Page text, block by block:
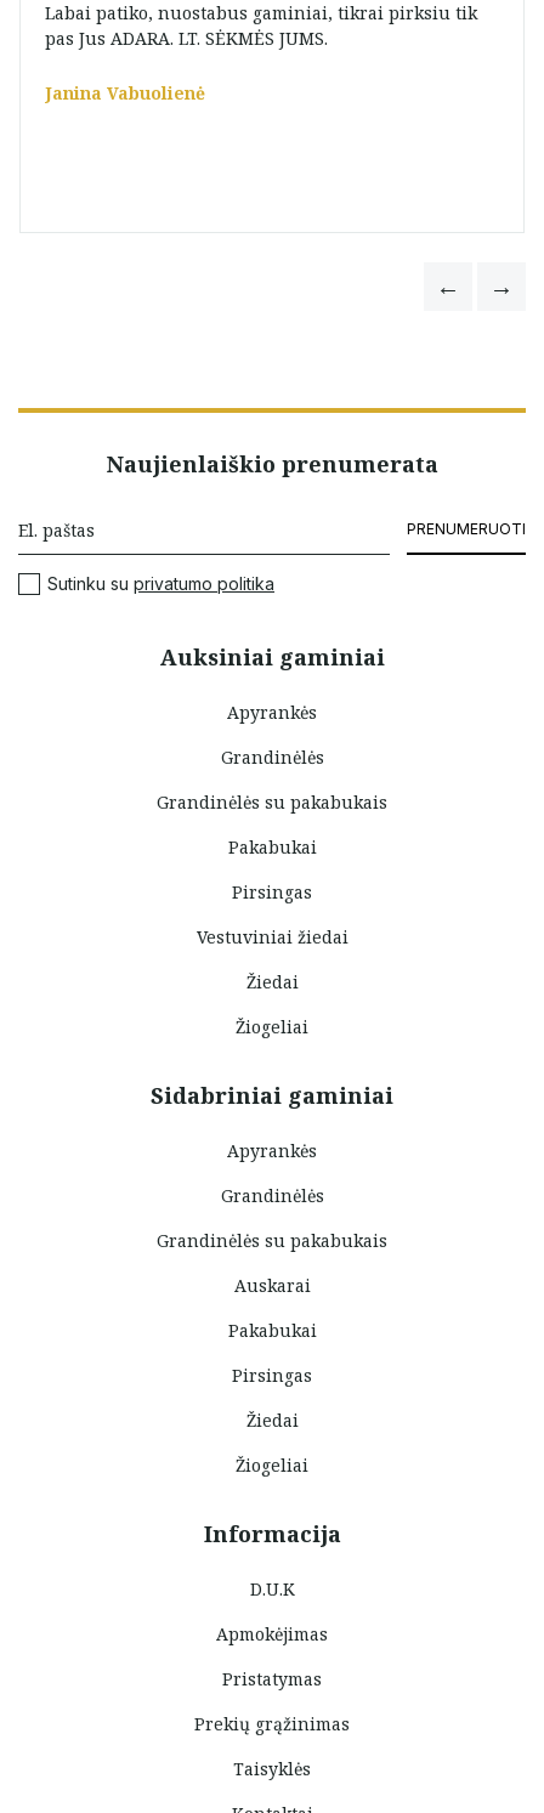
Labai patiko, nuostabus gaminiai, tikrai pirksiu tik
pas Jus ADARA. LT. SĖKMĖS JUMS.
Janina Vabuolienė
Auksiniai gaminiai
Apyrankės
Grandinėlės
Grandinėlės su pakabukais
Pakabukai
Pirsingas
Vestuviniai žiedai
Žiedai
Žiogeliai
Sidabriniai gaminiai
Apyrankės
Grandinėlės
Grandinėlės su pakabukais
Auskarai
Pakabukai
Pirsingas
Žiedai
Žiogeliai
Informacija
D.U.K
Apmokėjimas
Pristatymas
Prekių grąžinimas
Taisyklės
Naujienlaiškio prenumerata
PRENUMERUOTI
Sutinku su privatumo politika